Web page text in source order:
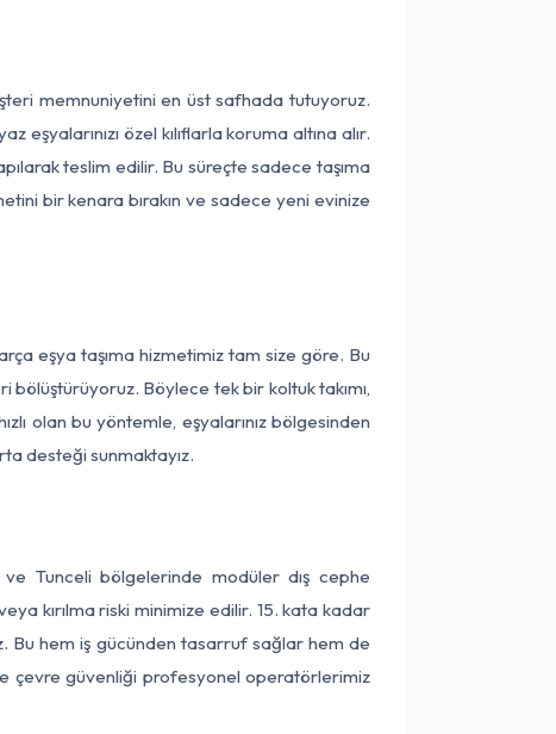
memnuniyetini en üst safhada tutuyoruz.
özel kılıflarla koruma altına alır.
teslim edilir. Bu süreçte sadece taşıma
bir kenara bırakın ve sadece yeni evinize
eşya taşıma hizmetimiz tam size göre. Bu
bölüştürüyoruz. Böylece tek bir koltuk takımı,
olan bu yöntemle, eşyalarınız bölgesinden
desteği sunmaktayız.
Tunceli bölgelerinde modüler dış cephe
kırılma riski minimize edilir. 15. kata kadar
Bu hem iş gücünden tasarruf sağlar hem de
çevre güvenliği profesyonel operatörlerimiz